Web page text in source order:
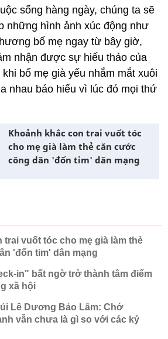
sống hàng ngày, chúng ta sẽ
những hình ảnh xúc động như
bố mẹ ngay từ bây giờ,
nhận được sự hiếu thảo của
bố mẹ già yếu nhắm mắt xuôi
nhau báo hiếu vì lúc đó mọi thứ
Khoảnh khắc con trai vuốt tóc
cho mẹ già làm thẻ căn cước
công dân 'đốn tim' dân mạng
trai vuốt tóc cho mẹ già làm thẻ
'đốn tim' dân mạng
in" bất ngờ trở thành tâm điểm
xã hội
Lê Dương Bảo Lâm: Chớ
vẫn chưa là gì so với các kỷ